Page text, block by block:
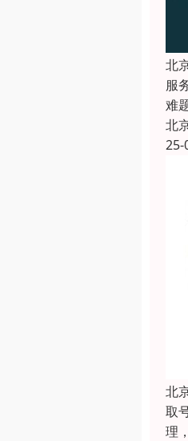
北
服
难
北
25-
北
取
理